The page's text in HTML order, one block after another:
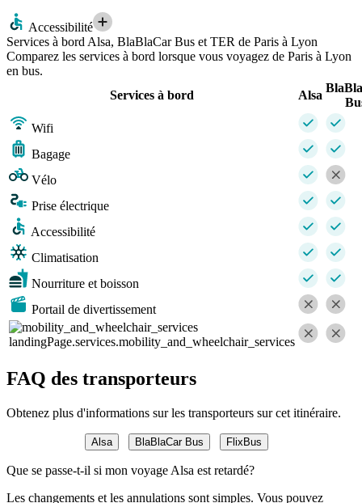
Accessibilité
Services à bord Alsa, BlaBlaCar Bus et TER de Paris à Lyon
Comparez les services à bord lorsque vous voyagez de Paris à Lyon
en bus.
Services à bord
Alsa
Wifi
Bagage
Vélo
Prise électrique
Accessibilité
Climatisation
Nourriture et boisson
Portail de divertissement
landingPage.services.mobility_and_wheelchair_services
FAQ des transporteurs
Obtenez plus d'informations sur les transporteurs sur cet itinéraire.
Alsa BlaBlaCar Bus FlixBus
Que se passe-t-il si mon voyage Alsa est retardé?
Les changements et les annulations sont simples. Vous pouvez